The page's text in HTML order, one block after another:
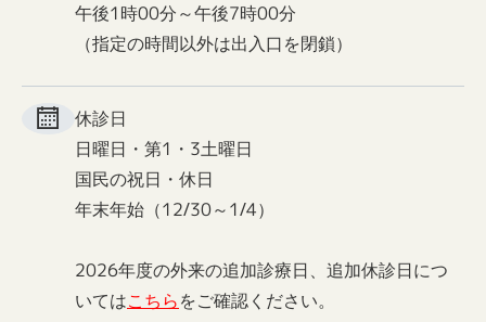
午後1時00分～午後7時00分
（指定の時間以外は出入口を閉鎖）
休診日
日曜日・第1・3土曜日
国民の祝日・休日
年末年始（12/30～1/4）
2026年度の外来の追加診療日、追加休診日につ
いてはこちらをご確認ください。